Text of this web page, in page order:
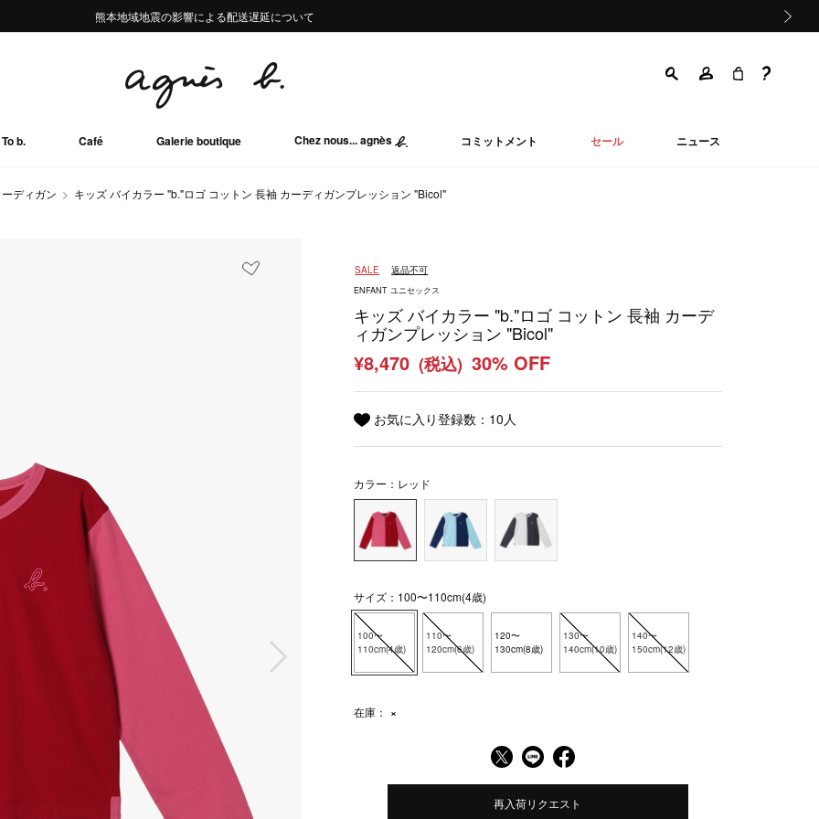
熊本地域地震の影響による配送遅延について
Summer Sale 2buy10%OFF!!
熊本地域地震の影響による配送遅延について
Summer Sale 2buy10%OFF!!
To b. Café Galerie boutique Chez nous... agnès コミットメント セール ニュース
ディガン キッズ バイカラー "b."ロゴ コットン 長袖 カーディガンプレッション "Bicol"
SALE 返品不可
ENFANT ユニセックス
キッズ バイカラー "b."ロゴ コットン 長袖 カーデ
ィガンプレッション "Bicol"
¥8,470 (税込) 30% OFF
お気に入り登録数： 10人
カラー：レッド
サイズ：100〜110cm(4歳)
100〜
110cm(4歳)
110〜
120cm(6歳)
120〜
130cm(8歳)
130〜
140cm(10歳)
140〜
150cm(12歳)
在庫： ×
再入荷リクエスト